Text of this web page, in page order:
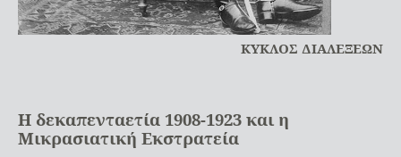
ΚΥΚΛΟΣ ΔΙΑΛΕΞΕΩΝ
Η δεκαπενταετία 1908-1923 και η
Μικρασιατική Εκστρατεία